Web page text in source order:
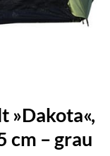
»Dakota«,
cm – grau